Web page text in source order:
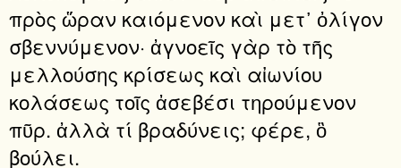
πρὸς ὥραν καιόμενον καὶ μετ᾿ ὀλίγον
σβεννύμενον· ἀγνοεῖς γὰρ τὸ τῆς
μελλούσης κρίσεως καὶ αἰωνίου
κολάσεως τοῖς ἀσεβέσι τηρούμενον
πῦρ. ἀλλὰ τί βραδύνεις; φέρε, ὃ
βούλει.